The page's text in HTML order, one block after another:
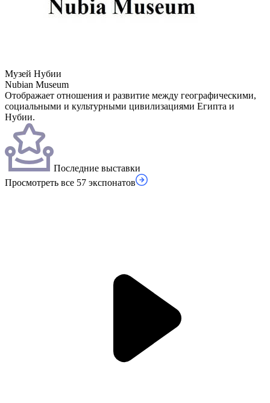
Музей Нубии
Nubian Museum
Отображает отношения и развитие между географическими,
социальными и культурными цивилизациями Египта и
Нубии.
Последние выставки
Просмотреть все 57 экспонатов